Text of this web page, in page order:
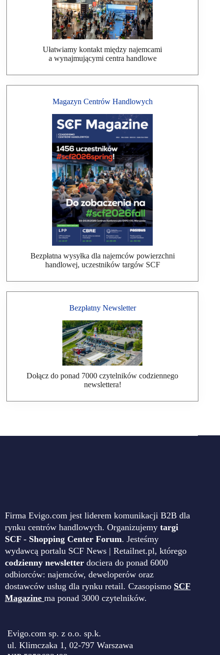
Ułatwiamy kontakt między najemcami
a wynajmującymi centra handlowe
Magazyn Centrów Handlowych
Bezpłatna wysyłka dla najemców powierzchni
handlowej, uczestników targów SCF
Bezpłatny Newsletter
Dołącz do ponad 7000 czytelników codziennego
newslettera!
Firma Evigo.com jest liderem komunikacji B2B dla
rynku centrów handlowych. Organizujemy targi
SCF - Shopping Center Forum. Jesteśmy
wydawcą portalu SCF News | Retailnet.pl, którego
codzienny newsletter dociera do ponad 6000
odbiorców: najemców, deweloperów oraz
dostawców usług dla rynku retail. Czasopismo SCF
Magazine ma ponad 3000 czytelników.
Evigo.com sp. z o.o. sp.k.
ul. Klimczaka 1, 02-797 Warszawa